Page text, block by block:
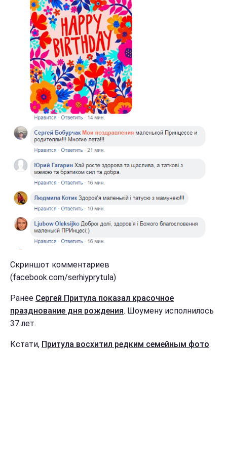
Скриншот комментариев
(facebook.com/serhiyprytula)
Ранее Сергей Притула показал красочное
празднование дня рождения. Шоумену исполнилось
37 лет.
Кстати, Притула восхитил редким семейным фото.